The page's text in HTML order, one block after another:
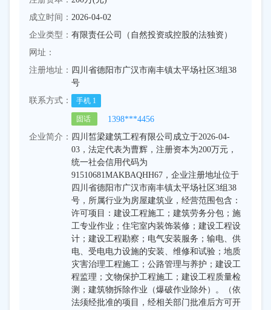
成立时间： 2026-04-02
企业类型： 有限责任公司（自然投资或控股的法独资）
网址：
注册地址： 四川省德阳市广汉市南丰镇太平场社区3组38
号
联系方式：
手机 1
固话
1398***4456
企业简介： 四川皙梁建筑工程有限公司成立于2026-04-
03，法定代表为曹辉，注册资本为200万元，
统一社会信用代码为
91510681MAKBAQHH67，企业注册地址位于
四川省德阳市广汉市南丰镇太平场社区3组38
号，所属行业为房屋建筑业，经营范围包含：
许可项目：建设工程施工；建筑劳务分包；施
工专业作业；住宅室内装饰装修；建设工程设
计；建设工程勘察；电气安装服务；输电、供
电、受电电力设施的安装、维修和试验；地质
灾害治理工程施工；公路管理与养护；建设工
程监理；文物保护工程施工；建设工程质量检
测；建筑物拆除作业（爆破作业除外）。（依
法须经批准的项目，经相关部门批准后方可开